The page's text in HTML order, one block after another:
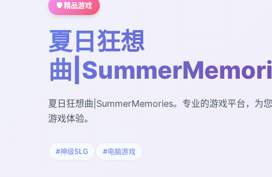
🛡️ 精品游戏
夏日狂想
曲
夏日狂想曲|SummerMemories。专业的游戏平台，为
游戏体验。
#神级SLG #电脑游戏